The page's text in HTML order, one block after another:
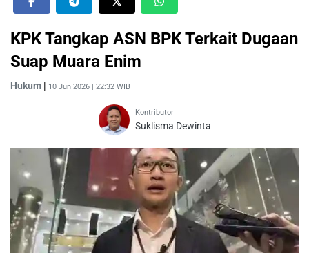
KPK Tangkap ASN BPK Terkait Dugaan
Suap Muara Enim
Hukum | 10 Jun 2026 | 22:32 WIB
Kontributor
Suklisma Dewinta